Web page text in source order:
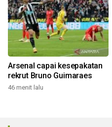
Arsenal capai kesepakatan
rekrut Bruno Guimaraes
46 menit lalu